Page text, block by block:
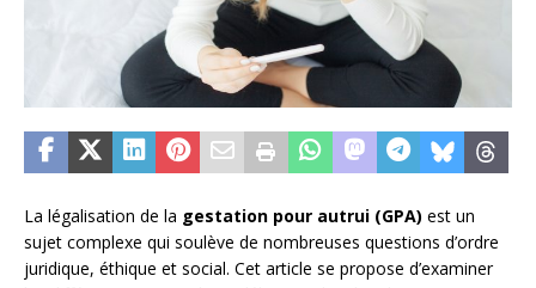
La légalisation de la gestation pour autrui (GPA) est un
sujet complexe qui soulève de nombreuses questions d’ordre
juridique, éthique et social. Cet article se propose d’examiner